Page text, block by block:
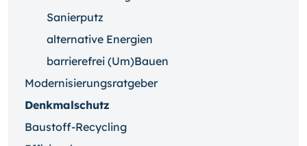
Sanierputz
alternative Energien
barrierefrei (Um)Bauen
Modernisierungsratgeber
Denkmalschutz
Baustoff-Recycling